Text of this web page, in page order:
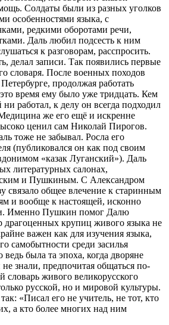
Солдаты были из разных уголков
особенностями языка, с
редкими оборотами речи,
Даль любил подсесть к ним
к разговорам, расспросить.
делал записи. Так появились первые
словаря. После военных походов
продолжая работать
время ему было уже тридцать. Кем
работал, к делу он всегда подходил
же его ещё и искренне
ценил сам Николай Пирогов.
тоже не забывал. Росла его
(публиковался он как под своим
«казак Луганский»). Даль
литературных салонах,
и Пушкиным. С Александром
связало общее влечение к старинным
и вообще к настоящей, исконно
Именно Пушкин помог Далю
драгоценных крупиц живого языка не
важен как для изучения языка,
самобытности среди засилья
была та эпоха, когда дворяне
знали, предпочитая общаться по-
словарь живого великорусского
русской, но и мировой культуры.
«Писал его не учитель, не тот, кто
а кто более многих над ним